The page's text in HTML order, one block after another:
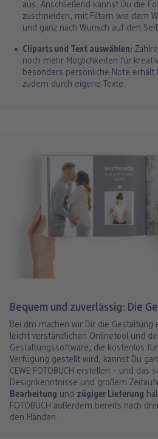
aus. Anschließend kannst Du die
zuschneiden, mit Filtern wie dem
und ganz nach Wunsch auf den
Cliparts und Text auswählen:
noch mehr Möglichkeiten für
besonders persönliche Note erhält
zudem durch eigene Texte.
Bequem und zuverlässig: Die
Bei dm machen wir Dir die
leicht verständlichen Onlinetool und
Gestaltungssoftware, die kostenlos
Verfügung gestellt wird, kannst Du
CEWE FOTOBUCH erstellen – und das
Designkenntnisse und großem
Bearbeitung und zügiger Lieferung
FOTOBUCH außerdem bereits nach
den Händen.